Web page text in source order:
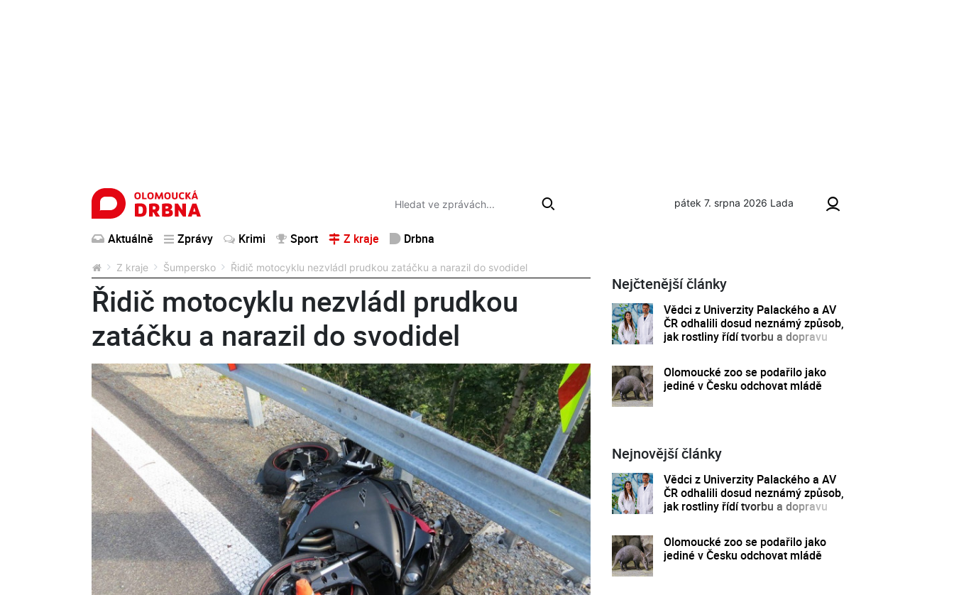
pátek 7. srpna 2026 Lada
Aktuálně Zprávy Krimi Sport Z kraje Drbna
Z kraje Šumpersko Řidič motocyklu nezvládl prudkou zatáčku a narazil do svodidel
Řidič motocyklu nezvládl prudkou
zatáčku a narazil do svodidel
Nejčtenější články
Vědci z Univerzity Palackého a AV
ČR odhalili dosud neznámý způsob,
jak rostliny řídí tvorbu a dopravu
Olomoucké zoo se podařilo jako
jediné v Česku odchovat mládě
Nejnovější články
Vědci z Univerzity Palackého a AV
ČR odhalili dosud neznámý způsob,
jak rostliny řídí tvorbu a dopravu
Olomoucké zoo se podařilo jako
jediné v Česku odchovat mládě